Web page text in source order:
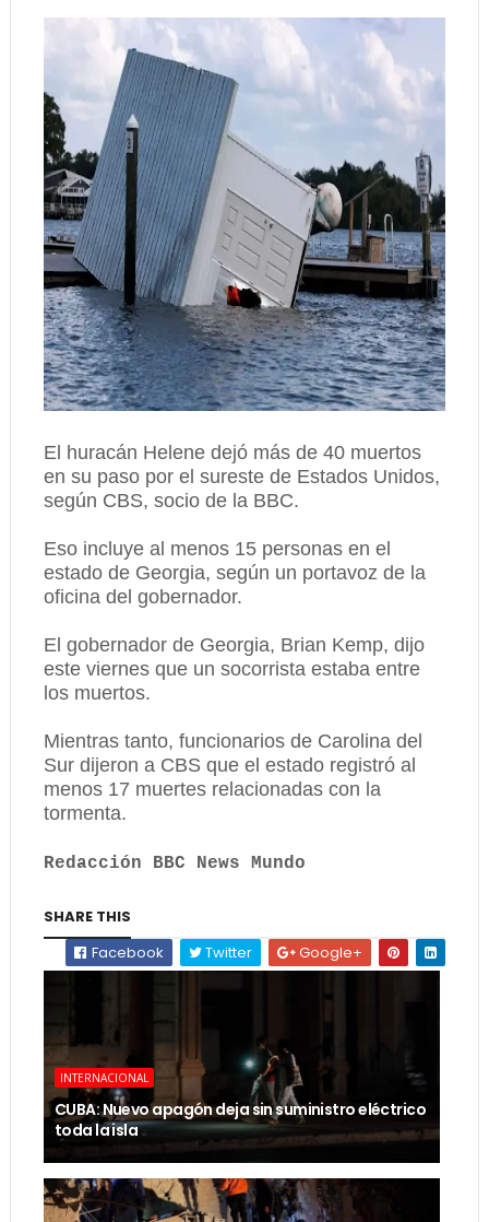
El huracán Helene dejó más de 40 muertos
en su paso por el sureste de Estados Unidos,
según CBS, socio de la BBC.
Eso incluye al menos 15 personas en el
estado de Georgia, según un portavoz de la
oficina del gobernador.
El gobernador de Georgia, Brian Kemp, dijo
este viernes que un socorrista estaba entre
los muertos.
Mientras tanto, funcionarios de Carolina del
Sur dijeron a CBS que el estado registró al
menos 17 muertes relacionadas con la
tormenta.
Redacción BBC News Mundo
SHARE THIS
Facebook
Twitter Google+
INTERNACIONAL
CUBA: Nuevo apagón deja sin suministro eléctrico
toda la isla